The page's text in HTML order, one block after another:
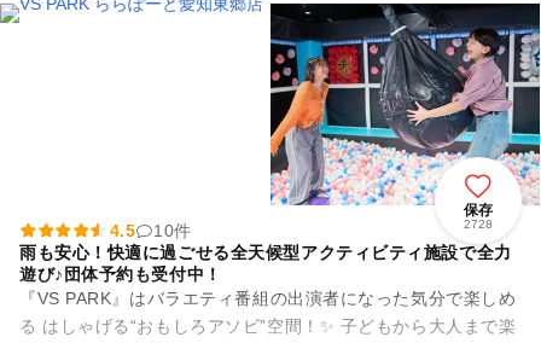
保存
2728
4.5
10件
雨も安心！快適に過ごせる全天候型アクティビティ施設で全力
遊び♪団体予約も受付中！
『VS PARK』はバラエティ番組の出演者になった気分で楽しめ
る はしゃげる“おもしろアソビ”空間！✨ 子どもから大人まで楽